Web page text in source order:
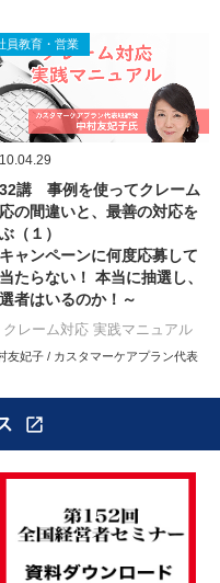
員教育・営業
講 事例を使ってクレーム
の間違いと、最善の対応を
（１）
ャンペーンに何度応募して
たらない！ 本当に抽選し、
者はいるのか！～
クレーム対応 実践マニュアル
友妃子 / カスタマーケアプラン代表
open_in_new